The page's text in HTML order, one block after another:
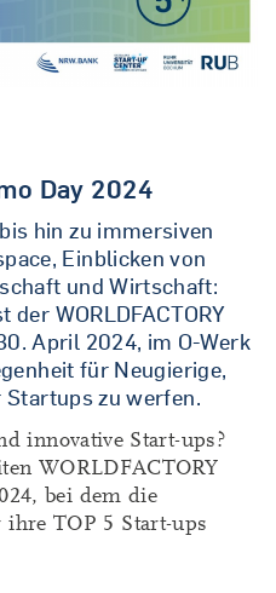
Day 2024
hin zu immersiven
Einblicken von
und Wirtschaft:
WORLDFACTORY
April 2024, im O-Werk
für Neugierige,
Startups zu werfen.
innovative Start-ups?
WORLDFACTORY
bei dem die
ihre TOP 5 Start-ups